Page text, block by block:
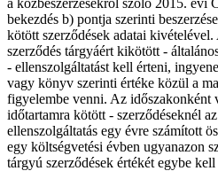
a közbeszerzésekről szóló 2015.
bekezdés b) pontja szerinti
kötött szerződések adatai kivételével.
szerződés tárgyáért kikötött -
- ellenszolgáltatást kell érteni,
vagy könyv szerinti értéke közül a
figyelembe venni. Az időszakonként
időtartamra kötött - szerződéseknél
ellenszolgáltatás egy évre számított
egy költségvetési évben ugyanazon
tárgyú szerződések értékét egybe